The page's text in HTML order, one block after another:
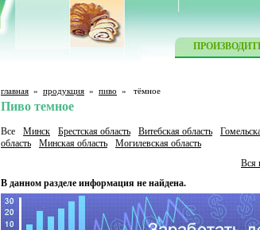
главная » продукция » пиво » тёмное
Пиво темное
Все Минск Брестская область Витебская область
область
Минская область
Могилевская область
Вся
В данном разделе информация не найдена.